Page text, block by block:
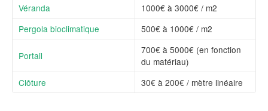
Véranda
1000€ à 3000€ / m2
Pergola bioclimatique
500€ à 1000€ / m2
Portail
700€ à 5000€ (en fonction
du matériau)
Clôture
30€ à 200€ / mètre linéaire